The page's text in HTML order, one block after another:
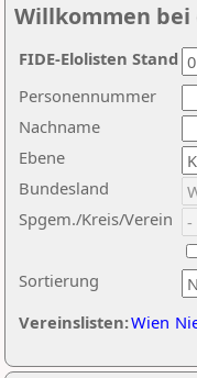
Willkommen bei
Nachname
Ebene
Sortierung
Personennummer
Bundesland
Spgem./Kreis/Verein
Vereinslisten:Wien
FIDE-Elolisten Stand